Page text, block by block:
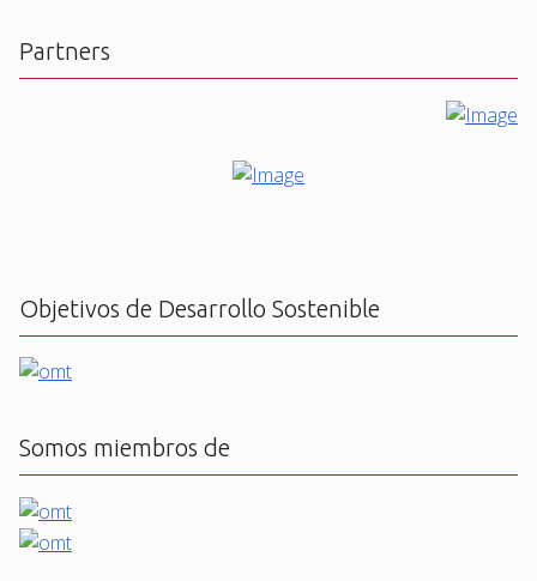
Partners
Objetivos de Desarrollo Sostenible
Somos miembros de